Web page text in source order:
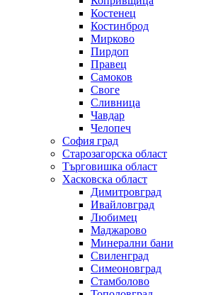
Костенец
Костинброд
Мирково
Пирдоп
Правец
Самоков
Своге
Сливница
Чавдар
Челопеч
София град
Старозагорска област
Търговишка област
Хасковска област
Димитровград
Ивайловград
Любимец
Маджарово
Минерални бани
Свиленград
Симеоновград
Стамболово